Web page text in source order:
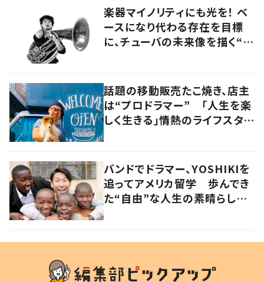
楽器マイノリティにも光を！ ベ
ースになり代わる存在を目標
に、チューバの未来像を描く“ブ
話題の移動販売たこ焼き、店主
は“プロドラマー” 「人生を楽
しく生きる」情熱のライフスタイ
バンドでドラマー、YOSHIKIを
追ってアメリカ留学 歩んでき
た“自由”な人生の素晴らしさ